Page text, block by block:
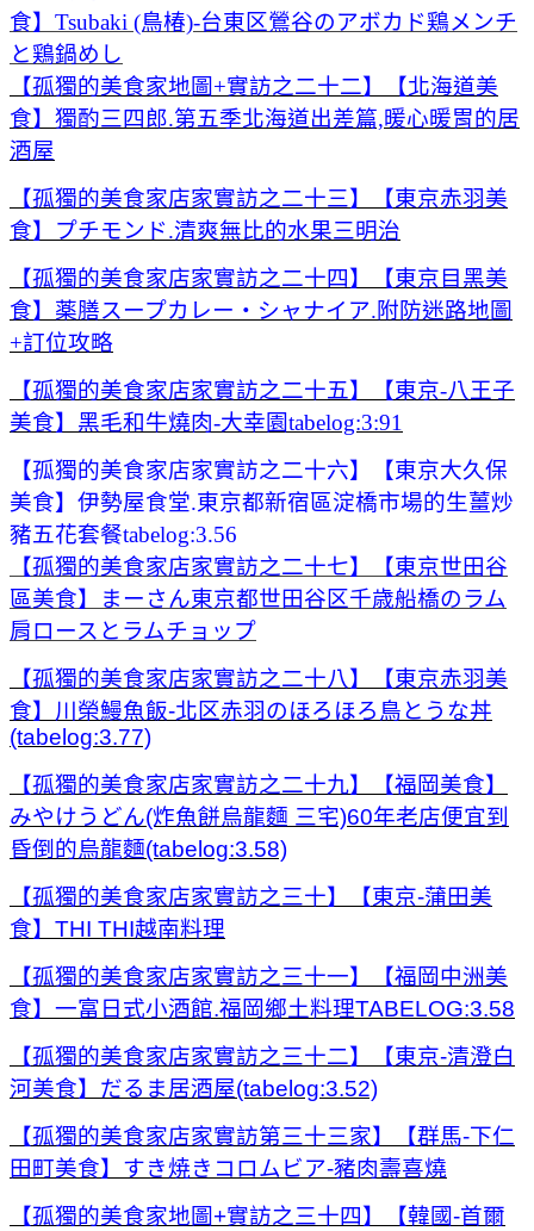
食】Tsubaki (鳥椿)-台東区鶯谷のアボカド鶏メンチ
と鶏鍋めし
【孤獨的美食家地圖+實訪之二十二】【北海道美
食】獨酌三四郎.第五季北海道出差篇,暖心暖胃的居
酒屋
【孤獨的美食家店家實訪之二十三】【東京赤羽美
食】プチモンド.清爽無比的水果三明治
【孤獨的美食家店家實訪之二十四】【東京目黑美
食】薬膳スープカレー・シャナイア.附防迷路地圖
+訂位攻略
【孤獨的美食家店家實訪之二十五】【東京-八王子
美食】黑毛和牛燒肉-大幸園tabelog:3:91
【孤獨的美食家店家實訪之二十六】【東京大久保
美食】伊勢屋食堂.東京都新宿區淀橋市場的生薑炒
豬五花套餐tabelog:3.56
【孤獨的美食家店家實訪之二十七】【東京世田谷
區美食】まーさん東京都世田谷区千歳船橋のラム
肩ロースとラムチョップ
【孤獨的美食家店家實訪之二十八】【東京赤羽美
食】川榮鰻魚飯-北区赤羽のほろほろ鳥とうな丼
(tabelog:3.77)
【孤獨的美食家店家實訪之二十九】【福岡美食】
みやけうどん(炸魚餅烏龍麵 三宅)60年老店便宜到
昏倒的烏龍麵(tabelog:3.58)
【孤獨的美食家店家實訪之三十】【東京-蒲田美
食】THI THI越南料理
【孤獨的美食家店家實訪之三十一】【福岡中洲美
食】一富日式小酒館.福岡鄉土料理TABELOG:3.58
【孤獨的美食家店家實訪之三十二】【東京-清澄白
河美食】だるま居酒屋(tabelog:3.52)
【孤獨的美食家店家實訪第三十三家】【群馬-下仁
田町美食】すき焼きコロムビア-豬肉壽喜燒
【孤獨的美食家地圖+實訪之三十四】【韓國-首爾